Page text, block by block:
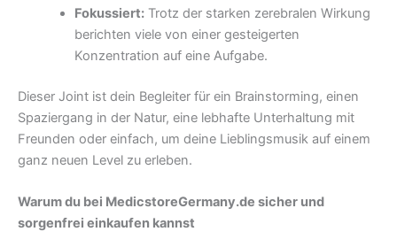
Fokussiert:Trotz der starken zerebralen Wirkung
berichten viele von einer gesteigerten
Konzentration auf eine Aufgabe.
Dieser Joint ist dein Begleiter für ein Brainstorming, einen
Spaziergang in der Natur, eine lebhafte Unterhaltung mit
Freunden oder einfach, um deine Lieblingsmusik auf einem
ganz neuen Level zu erleben.
Warum du bei MedicstoreGermany.de sicher und
sorgenfrei einkaufen kannst